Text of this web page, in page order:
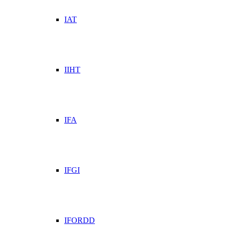
IAT
IIHT
IFA
IFGI
IFORDD